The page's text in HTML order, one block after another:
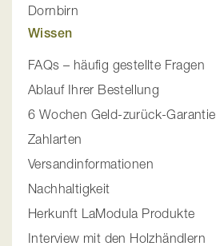
Dornbirn
Wissen
FAQs – häufig gestellte Fragen
Ablauf Ihrer Bestellung
6 Wochen Geld-zurück-Garantie
Zahlarten
Versandinformationen
Nachhaltigkeit
Herkunft LaModula Produkte
Interview mit den Holzhändlern